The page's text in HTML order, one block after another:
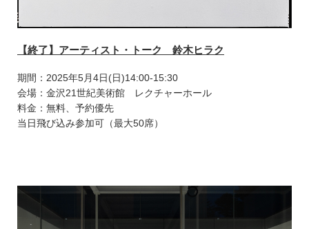
【終了】アーティスト・トーク 鈴木ヒラク
期間：2025年5月4日(日)14:00-15:30
会場：金沢21世紀美術館 レクチャーホール
料金：無料、予約優先
当日飛び込み参加可（最大50席）